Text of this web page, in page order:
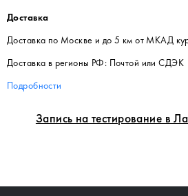
Запись на тестирование в
Доставка
Доставка по Москве и до 5 км от МКАД
Доставка в регионы РФ: Почтой или СДЭК
Подробности